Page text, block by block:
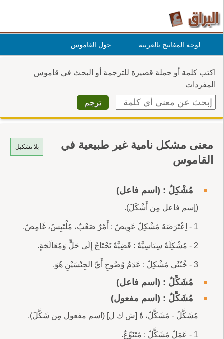
لوحة المفاتيح بالعربية حول القاموس
اكتب كلمة أو جملة قصيرة للترجمة أو البحث في قاموس
المفردات
بلا تشكيل
معنى مشكل نامية غير طبيعية في
القاموس
مُشْكِلٌ : (اسم فاعل)
(إسم فاعل مِن أَشْكَلَ).
1 - اِعْتَرَضَهُ مُشْكِلٌ عَوِيصٌ : أَمْرٌ صَعْبٌ، مُلْتَبِسٌ، غَامِضٌ.
2 - مُشْكِلَةٌ سِيَاسِيَّةٌ : قَضِيَّةٌ تَحْتَاجُ إِلَى حَلٍّ وَمُعَالَجَةٍ.
3 - خُنْثَى مُشْكِلٌ : عَدَمُ وُضُوحِ أَيِّ الجِنْسَيْنِ هُوَ.
مُشَكِّلٌ : (اسم فاعل)
مُشَكَّلٌ : (اسم مفعول)
مُشَكَّلٌ - مُشَكَّلٌ، ةٌ [ش ك ل] (اسم مفعول مِن شَكَّلَ).
1 - عَمَلٌ مُشَكَّلٌ : مُتَنَوِّعٌ.